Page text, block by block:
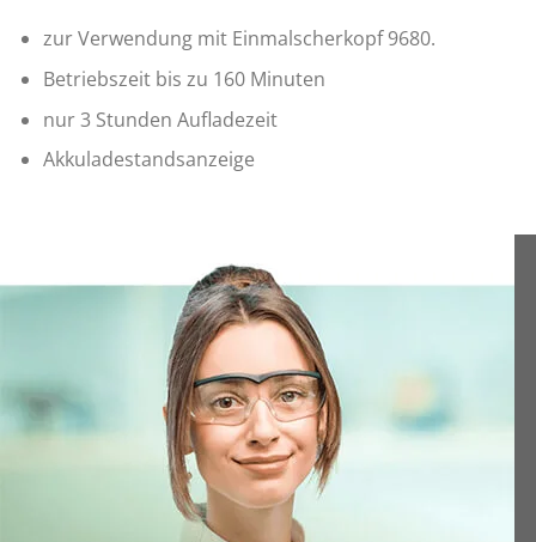
zur Verwendung mit Einmalscherkopf 9680.
Betriebszeit bis zu 160 Minuten
nur 3 Stunden Aufladezeit
Akkuladestandsanzeige